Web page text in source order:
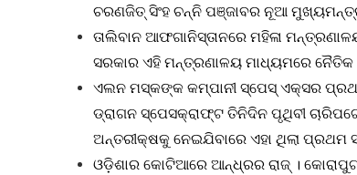
ଚରଣଜିତ୍‌ ସିଂହ ଚନ୍ନି ପଞ୍ଜାବର ନୂଆ
ତାଲିବାନ ଆଫଗାନିସ୍ତାନରେ ମହିଳା
ସରକାର ଏହି ମନ୍ତ୍ରଣାଳୟ ମାଧ୍ୟମରେ ନୈତିକ
ଏଲନ ମସ୍କଙ୍କ କମ୍ପାନୀ ସ୍ପେସ୍ ଏକ୍ସର
ଡ୍ରାଗନ ସ୍ପେସକ୍ରାଫ୍ଟ ତିନିଦିନ ପୃଥିବୀ
ଅନ୍ତରୀକ୍ଷକୁ ନେଇଯିବାରେ ଏହା ଥିଲା ପ୍ରଥମ
ଓଡ଼ିଶାର କୋଟିଆରେ ଆନ୍ଧ୍ରର ରାଜ୍‌ ।